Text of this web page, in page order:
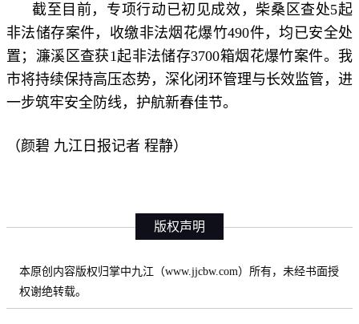
截至目前，专项行动已初见成效，柴桑区查处5起
非法储存案件，收缴非法烟花爆竹490件，均已安全处
置；濂溪区查获1起非法储存3700箱烟花爆竹案件。我
市将持续保持高压态势，深化闭环管理与长效监管，进
一步筑牢安全防线，护航新春佳节。
（颜碧 九江日报记者 程静）
版权声明
本原创内容版权归掌中九江（www.jjcbw.com）所有，未经书面授
权谢绝转载。